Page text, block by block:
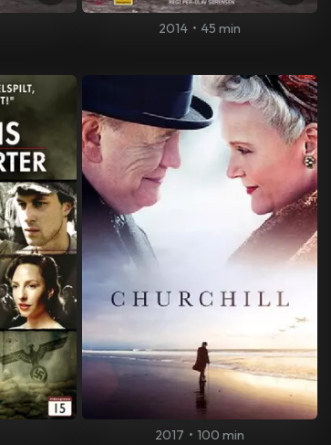
2014 • 45 min
2017 • 100 min